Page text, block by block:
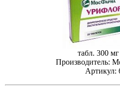
табл. 300
Производитель:
Артикул: